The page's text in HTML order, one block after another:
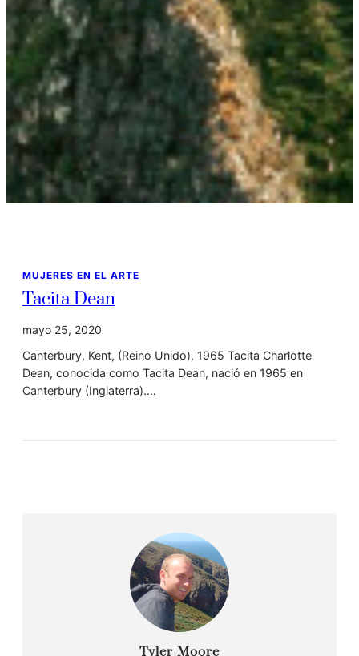
MUJERES EN EL ARTE
Tacita Dean
mayo 25, 2020
Canterbury, Kent, (Reino Unido), 1965 Tacita Charlotte
Dean, conocida como Tacita Dean, nació en 1965 en
Canterbury (Inglaterra).…
Tyler Moore